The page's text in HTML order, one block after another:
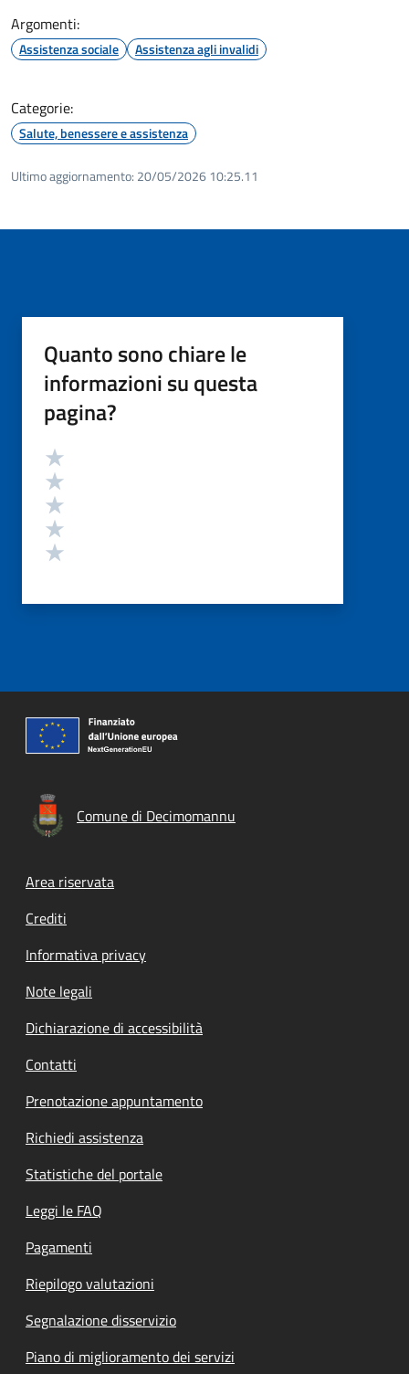
Argomenti:
Assistenza sociale Assistenza agli invalidi
Categorie:
Salute, benessere e assistenza
Ultimo aggiornamento: 20/05/2026 10:25.11
Quanto sono chiare le
informazioni su questa
pagina?
Valutazione
Comune di Decimomannu
Footer menu
Area riservata
Crediti
Informativa privacy
Note legali
Dichiarazione di accessibilità
Contatti
Prenotazione appuntamento
Richiedi assistenza
Statistiche del portale
Leggi le FAQ
Pagamenti
Riepilogo valutazioni
Segnalazione disservizio
Piano di miglioramento dei servizi